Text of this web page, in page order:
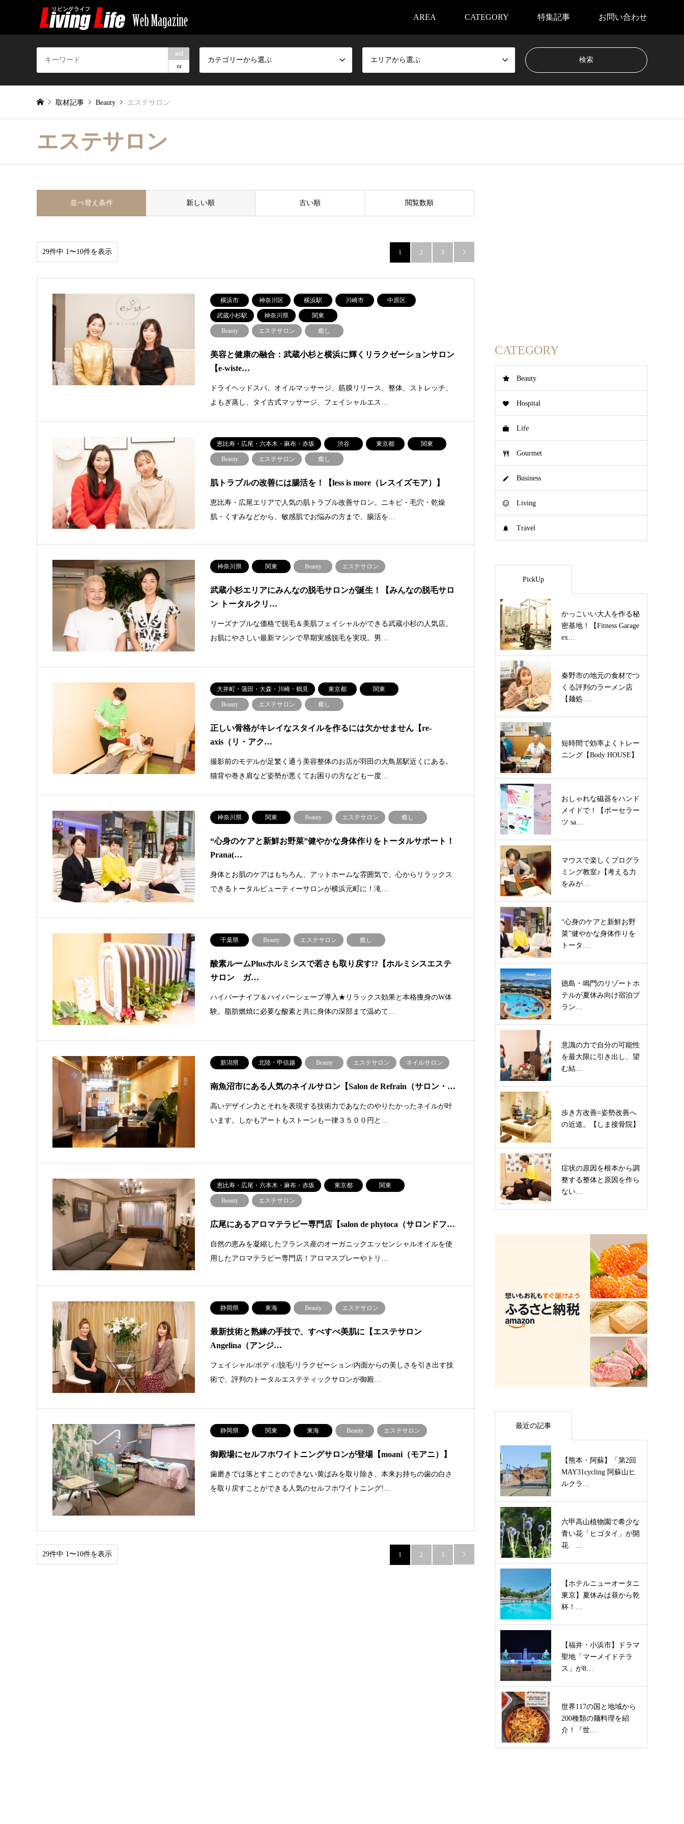
AREA CATEGORY 特集記事 お問い合わせ
and
or
カテゴリーから選ぶ エリアから選ぶ
取材記事 Beauty エステサロン
エステサロン
並べ替え条件 新しい順 古い順 閲覧数順
29件中 1〜10件を表示 1 2 3 
横浜市 神奈川区 横浜駅 川崎市 中原区
武蔵小杉駅 神奈川県 関東
Beauty エステサロン 癒し
美容と健康の融合：武蔵小杉と横浜に輝くリラクゼーションサロン
【e-wiste…
ドライヘッドスパ、オイルマッサージ、筋膜リリース、整体、ストレッチ、
よもぎ蒸し、タイ古式マッサージ、フェイシャルエス…
恵比寿・広尾・六本木・麻布・赤坂 渋谷 東京都 関東
Beauty エステサロン 癒し
肌トラブルの改善には腸活を！【less is more（レスイズモア）】
恵比寿・広尾エリアで人気の肌トラブル改善サロン。ニキビ・毛穴・乾燥
肌・くすみなどから、敏感肌でお悩みの方まで、腸活を…
神奈川県 関東 Beauty エステサロン
武蔵小杉エリアにみんなの脱毛サロンが誕生！【みんなの脱毛サロ
ン トータルクリ…
リーズナブルな価格で脱毛＆美肌フェイシャルができる武蔵小杉の人気店。
お肌にやさしい最新マシンで早期実感脱毛を実現。男…
大井町・蒲田・大森・川崎・鶴見 東京都 関東
Beauty エステサロン 癒し
正しい骨格がキレイなスタイルを作るには欠かせません【re-
axis（リ・アク…
撮影前のモデルが足繁く通う美容整体のお店が羽田の大鳥居駅近くにある。
猫背や巻き肩など姿勢が悪くてお困りの方なども一度…
神奈川県 関東 Beauty エステサロン 癒し
“心身のケアと新鮮お野菜”健やかな身体作りをトータルサポート！
Prana(…
身体とお肌のケアはもちろん、アットホームな雰囲気で、心からリラックス
できるトータルビューティーサロンが横浜元町に！滝…
千葉県 Beauty エステサロン 癒し
酸素ルームPlusホルミシスで若さも取り戻す!?【ホルミシスエステ
サロン ガ…
ハイパーナイフ＆ハイパーシェープ導入★リラックス効果と本格痩身のW体
験。脂肪燃焼に必要な酸素と共に身体の深部まで温めて…
新潟県 北陸・甲信越 Beauty エステサロン ネイルサロン
南魚沼市にある人気のネイルサロン【Salon de Refrain（サロン・…
高いデザイン力とそれを表現する技術力であなたのやりたかったネイルが叶
います。しかもアートもストーンも一律３５００円と…
恵比寿・広尾・六本木・麻布・赤坂 東京都 関東
Beauty エステサロン
広尾にあるアロマテラピー専門店【salon de phytoca（サロンドフ…
自然の恵みを凝縮したフランス産のオーガニックエッセンシャルオイルを使
用したアロマテラピー専門店！アロマスプレーやトリ…
静岡県 東海 Beauty エステサロン
最新技術と熟練の手技で、すべすべ美肌に【エステサロン
Angelina（アンジ…
フェイシャル/ボディ/脱毛/リラクゼーション/内面からの美しさを引き出す技
術で、評判のトータルエステティックサロンが御殿…
静岡県 関東 東海 Beauty エステサロン
御殿場にセルフホワイトニングサロンが登場【moani（モアニ）】
歯磨きでは落とすことのできない黄ばみを取り除き、本来お持ちの歯の白さ
を取り戻すことができる人気のセルフホワイトニング!…
29件中 1〜10件を表示 1 2 3 
CATEGORY
Beauty
Hospital
Life
Gourmet
Business
Living
Travel
PickUp
かっこいい大人を作る秘
密基地！【Fitness Garage
ex…
秦野市の地元の食材でつ
くる評判のラーメン店
【麺処 …
短時間で効率よくトレー
ニング【Body HOUSE】
おしゃれな磁器をハンド
メイドで！【ポーセラー
ツ sa…
マウスで楽しくプログラ
ミング教室♪【考える力
をみが…
“心身のケアと新鮮お野
菜”健やかな身体作りを
トータ…
徳島・鳴門のリゾートホ
テルが夏休み向け宿泊プ
ラン…
意識の力で自分の可能性
を最大限に引き出し、望
む結…
歩き方改善=姿勢改善へ
の近道。【しま接骨院】
症状の原因を根本から調
整する整体と原因を作ら
ない…
最近の記事
【熊本・阿蘇】「第2回
MAY31cycling 阿蘇山ヒ
ルクラ…
六甲高山植物園で希少な
青い花「ヒゴタイ」が開
花 …
【ホテルニューオータニ
東京】夏休みは昼から乾
杯！…
【福井・小浜市】ドラマ
聖地「マーメイドテラ
ス」が8…
世界117の国と地域から
200種類の麺料理を紹
介！『世…